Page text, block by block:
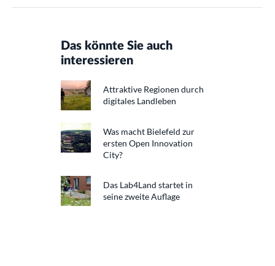
Das könnte Sie auch
interessieren
Attraktive Regionen durch
digitales Landleben
Was macht Bielefeld zur
ersten Open Innovation
City?
Das Lab4Land startet in
seine zweite Auflage